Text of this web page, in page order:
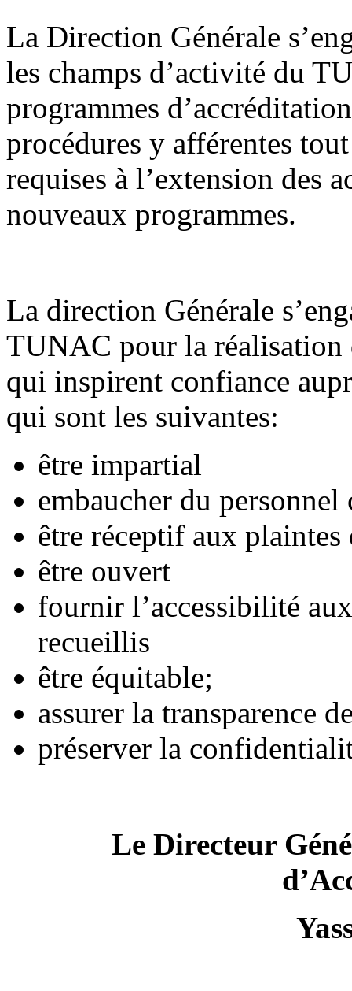
La Direction Générale
les champs d’activité du
programmes
procédures y afférentes
requises à l’extension des
nouveaux programmes.
La direction Générale
TUNAC pour la réalisation
qui inspirent confiance
qui sont les suivantes:
être impartial
embaucher du personnel
être réceptif aux plaintes
être ouvert
fournir l’accessibilité
recueillis
être équitable;
assurer la transparence
préserver la
Le Directeur